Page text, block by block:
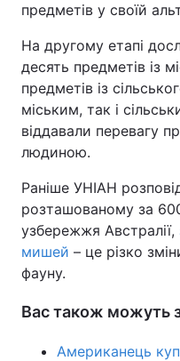
предметів у своїй
На другому етапі
десять предметів із
предметів із
міським, так і
віддавали перевагу
людиною.
Раніше УНІАН
розташованому за
узбережжя Австралії,
мишей – це різко
фауну.
Вас також можуть
Американець